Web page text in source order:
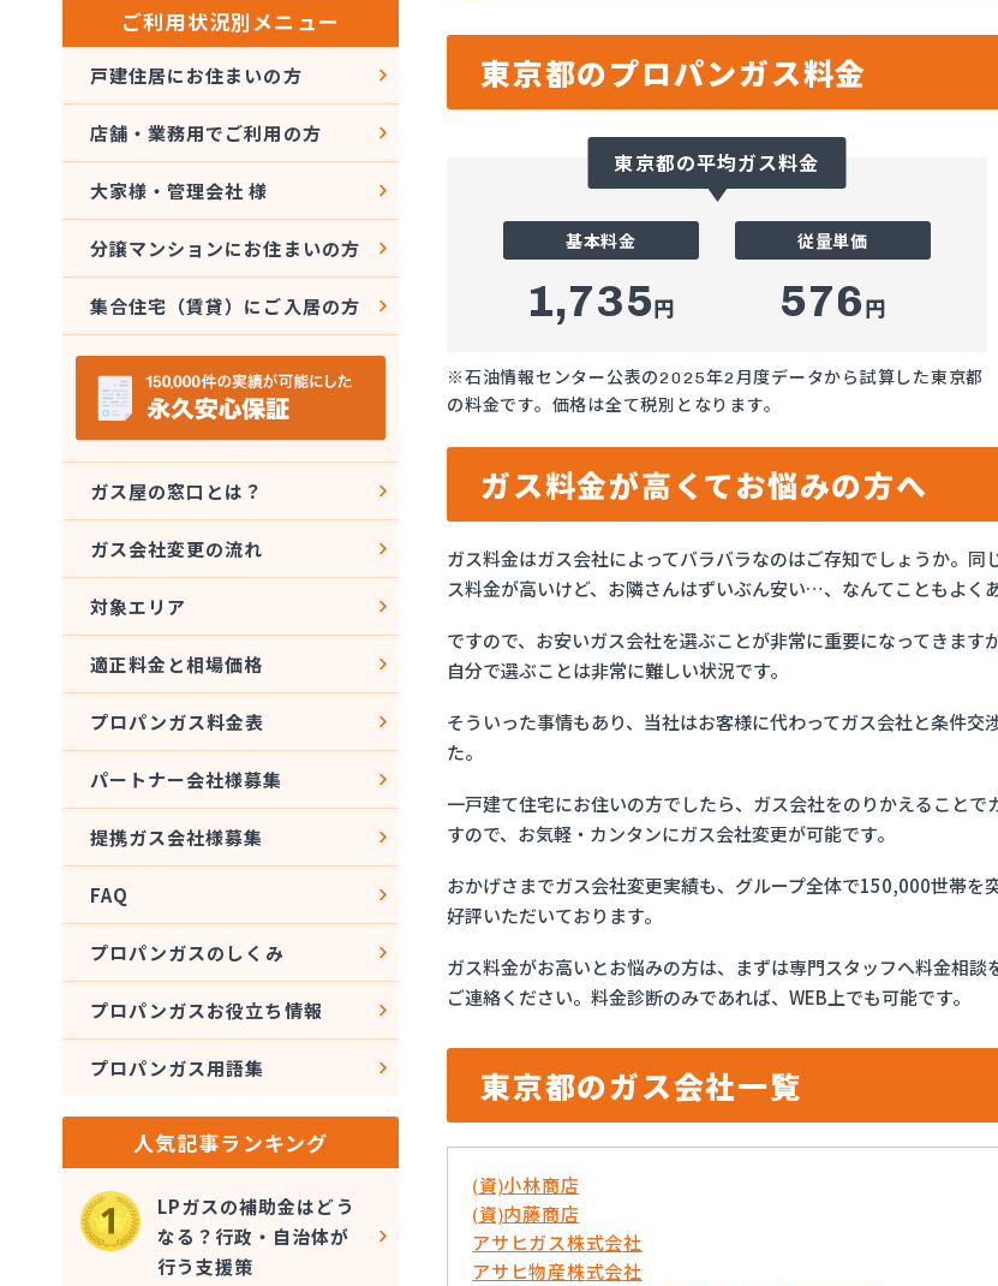
東京都のプロパンガス料金
東京都の平均ガス料金
基本料金
1,735円
従量単価
576円
※石油情報センター公表の2025年2月度データから試算した東京都
の料金です。価格は全て税別となります。
ガス料金が高くてお悩みの方へ
ガス料金はガス会社によってバラバラなのはご存知でしょうか。
ス料金が高いけど、お隣さんはずいぶん安い…、なんてこともよくあ
ですので、お安いガス会社を選ぶことが非常に重要になってきま
自分で選ぶことは非常に難しい状況です。
そういった事情もあり、当社はお客様に代わってガス会社と条件
た。
一戸建て住宅にお住いの方でしたら、ガス会社をのりかえること
すので、お気軽・カンタンにガス会社変更が可能です。
おかげさまでガス会社変更実績も、グループ全体で150,000世帯
好評いただいております。
ガス料金がお高いとお悩みの方は、まずは専門スタッフへ料金相
ご連絡ください。料金診断のみであれば、WEB上でも可能です。
東京都のガス会社一覧
(資)小林商店
(資)内藤商店
アサヒガス株式会社
アサヒ物産株式会社
ご利用状況別メニュー
戸建住居にお住まいの方
店舗・業務用でご利用の方
大家様・管理会社 様
分譲マンションにお住まいの方
集合住宅（賃貸）にご入居の方
ガス屋の窓口とは？
ガス会社変更の流れ
対象エリア
適正料金と相場価格
プロパンガス料金表
パートナー会社様募集
提携ガス会社様募集
FAQ
プロパンガスのしくみ
プロパンガスお役立ち情報
プロパンガス用語集
人気記事ランキング
LPガスの補助金はどう
なる？行政・自治体が
行う支援策